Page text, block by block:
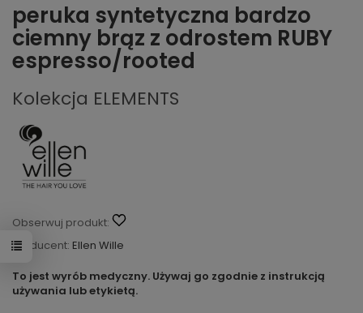
peruka syntetyczna bardzo
ciemny brąz z odrostem RUBY
espresso/rooted
Kolekcja ELEMENTS
Obserwuj produkt:
Producent: Ellen Wille
To jest wyrób medyczny. Używaj go zgodnie z instrukcją
używania lub etykietą.